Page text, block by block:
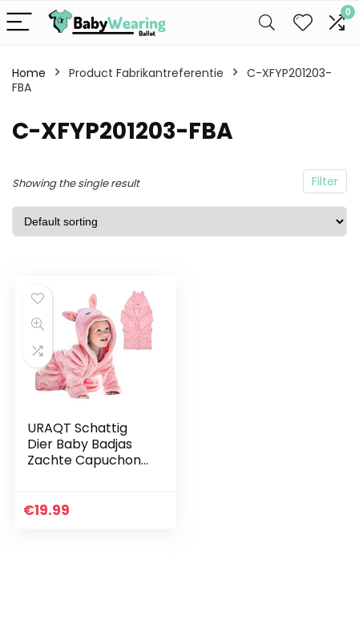
0
Home Product Fabrikantreferentie
C-XFYP201203-
FBA
C-XFYP201203-FBA
Filter
Showing the single result
URAQT Schattig
Dier Baby Badjas
Zachte Capuchon
€19.99